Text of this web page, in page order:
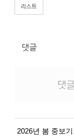
리스트
댓글
댓
2026년 봄 중보